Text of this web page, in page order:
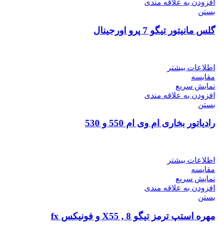
افزودن به علاقه مندی
بستن
گلس مانیتور تیگو 7 پرو اورجینال
اطلاعات بیشتر
مقایسه
نمایش سریع
افزودن به علاقه مندی
بستن
رادیاتور بخاری ام وی ام 550 و 530
اطلاعات بیشتر
مقایسه
نمایش سریع
افزودن به علاقه مندی
بستن
مهره استپ ترمز تیگو 8 , X55 و فونیکس fx